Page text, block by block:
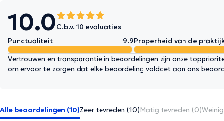
10.0O.b.v. 10 evaluaties
Punctualiteit
9.9Properheid van de
Vertrouwen en transparantie in beoordelingen zijn onze
om ervoor te zorgen dat elke beoordeling voldoet aan ons
Alle beoordelingen (10)Zeer tevreden (10)Matig tevreden (0)